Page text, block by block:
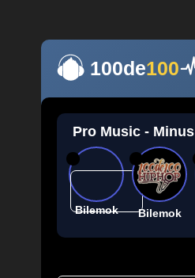
100de100
Pro Music - Minus
Bilemok Bilemok